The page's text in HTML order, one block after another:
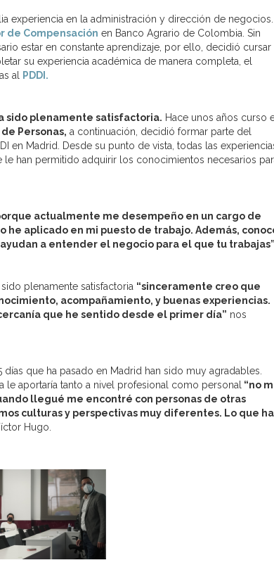
experiencia en la administración y dirección de negocios.
de Compensación en Banco Agrario de Colombia. Sin
estar en constante aprendizaje, por ello, decidió cursar
su experiencia académica de manera completa, el
al
PDDI.
sido plenamente satisfactoria. Hace unos años curso
Personas, a continuación, decidió formar parte del
en Madrid. Desde su punto de vista, todas las
han permitido adquirir los conocimientos necesarios
actualmente me desempeño en un cargo de
he aplicado en mi puesto de trabajo. Además,
a entender el negocio para el que tu
plenamente satisfactoria “sinceramente creo que
acompañamiento, y buenas experiencias.
que he sentido desde el primer día” nos
que ha pasado en Madrid han sido muy agradables.
aportaría tanto a nivel profesional como personal “no
llegué me encontré con personas de otras
culturas y perspectivas muy diferentes. Lo que
Hugo.